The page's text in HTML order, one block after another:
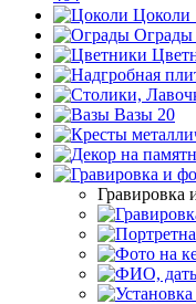
Цоколи
Ограды
Вазы 20
Гравировка